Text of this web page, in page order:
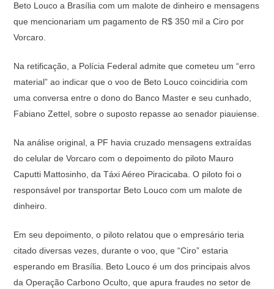
Beto Louco a Brasília com um malote de dinheiro e mensagens
que mencionariam um pagamento de R$ 350 mil a Ciro por
Vorcaro.
Na retificação, a Polícia Federal admite que cometeu um “erro
material” ao indicar que o voo de Beto Louco coincidiria com
uma conversa entre o dono do Banco Master e seu cunhado,
Fabiano Zettel, sobre o suposto repasse ao senador piauiense.
Na análise original, a PF havia cruzado mensagens extraídas
do celular de Vorcaro com o depoimento do piloto Mauro
Caputti Mattosinho, da Táxi Aéreo Piracicaba. O piloto foi o
responsável por transportar Beto Louco com um malote de
dinheiro.
Em seu depoimento, o piloto relatou que o empresário teria
citado diversas vezes, durante o voo, que “Ciro” estaria
esperando em Brasília. Beto Louco é um dos principais alvos
da Operação Carbono Oculto, que apura fraudes no setor de